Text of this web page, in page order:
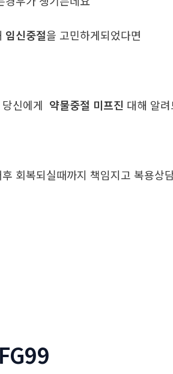
임신중절을 고민하게되었다면
신에게 약물중절 미프진 대해 알
회복되실때까지 책임지고 복용상